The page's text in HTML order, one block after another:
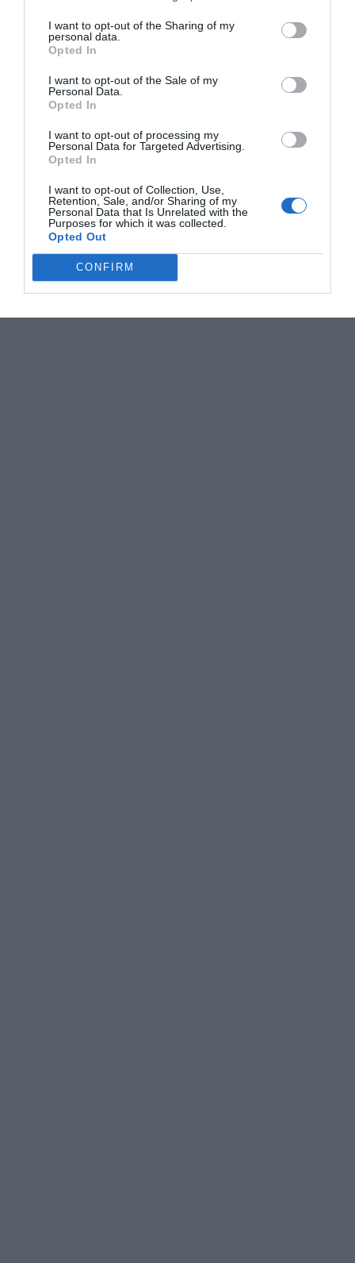
I want to opt-out of the Sharing of my
personal data.
Opted In
I want to opt-out of the Sale of my
Personal Data.
Opted In
I want to opt-out of processing my
Personal Data for Targeted Advertising.
Opted In
I want to opt-out of Collection, Use,
Retention, Sale, and/or Sharing of my
Personal Data that Is Unrelated with the
Purposes for which it was collected.
Opted Out
CONFIRM